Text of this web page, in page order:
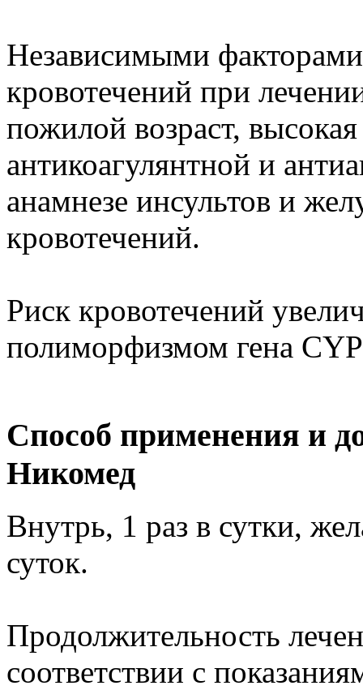
Независимыми факторами
кровотечений при
пожилой возраст,
антикоагулянтной и
анамнезе инсультов и
кровотечений.
Риск кровотечений
полиморфизмом гена
Способ применения и
Никомед
Внутрь, 1 раз в сутки,
суток.
Продолжительность
соответствии с